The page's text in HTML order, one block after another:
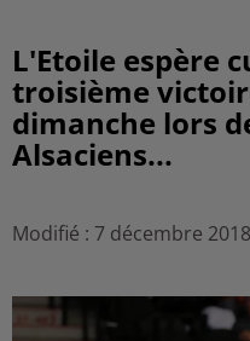
L'Etoile espère
troisième
dimanche lors
Alsaciens...
Modifié : 7 décembre